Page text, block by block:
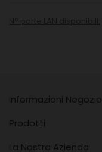
Informazioni Negozio
Prodotti
La Nostra Azienda